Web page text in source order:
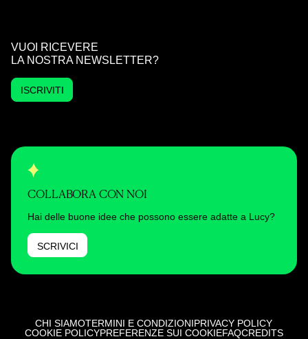
VUOI RICEVERE
LA NOSTRA NEWSLETTER?
ISCRIVITI
COLLABORA CON NOI
Hai delle buone idee che possono essere adatte a Lucy?
SCRIVICI
CHI SIAMOTERMINI E CONDIZIONIPRIVACY POLICY
COOKIE POLICYPREFERENZE SUI COOKIEFAQCREDITS